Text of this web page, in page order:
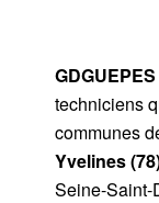
GDGUEPES
techniciens
communes
Yvelines
Seine-Saint-